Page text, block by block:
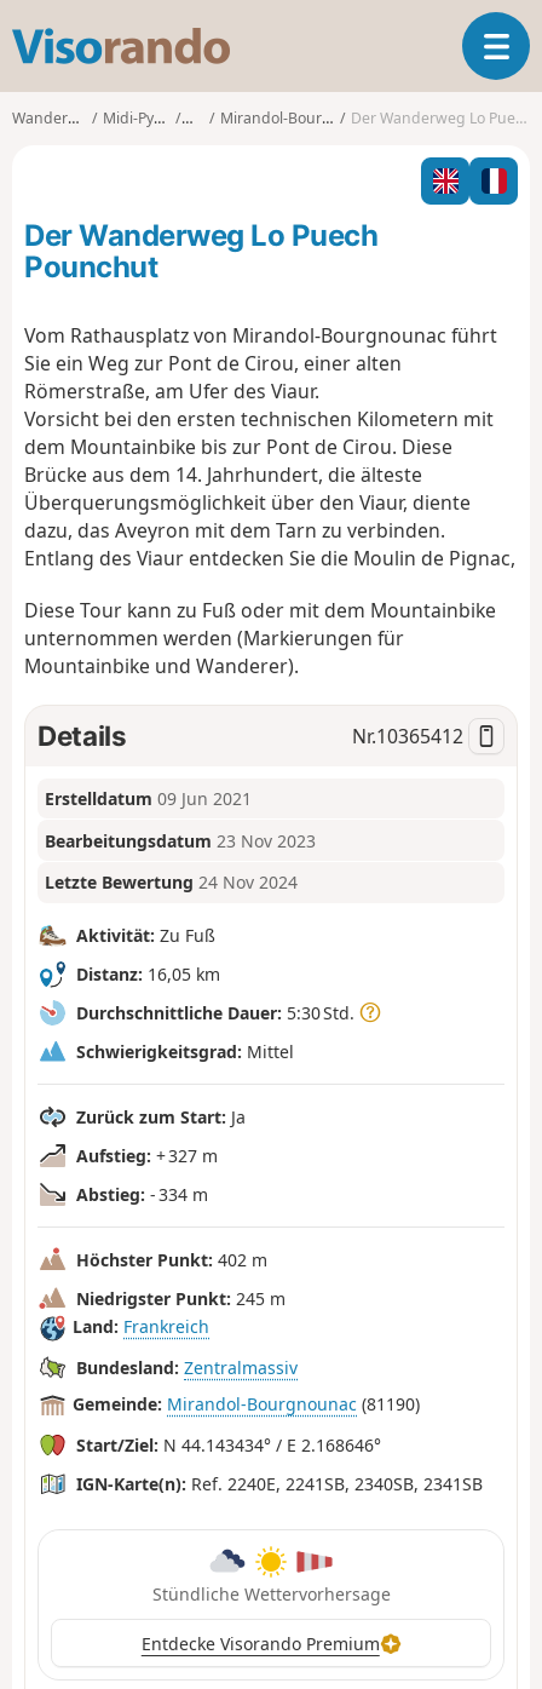
s
o
o
T
o
g
l
n
a
Wanderungen Midi-Pyrénées Tarn Mirandol-Bourgnounac Der Wanderweg Lo Puech Pounchut
Der Wanderweg Lo Puech
Pounchut
Vom Rathausplatz von Mirandol-Bourgnounac führt
Sie ein Weg zur Pont de Cirou, einer alten
Römerstraße, am Ufer des Viaur.
Vorsicht bei den ersten technischen Kilometern mit
dem Mountainbike bis zur Pont de Cirou. Diese
Brücke aus dem 14. Jahrhundert, die älteste
Überquerungsmöglichkeit über den Viaur, diente
dazu, das Aveyron mit dem Tarn zu verbinden.
Entlang des Viaur entdecken Sie die Moulin de Pignac,
Diese Tour kann zu Fuß oder mit dem Mountainbike
unternommen werden (Markierungen für
Mountainbike und Wanderer).
Details Nr.10365412
Erstelldatum 09 Jun 2021
Bearbeitungsdatum 23 Nov 2023
Letzte Bewertung 24 Nov 2024
Aktivität: Zu Fuß
Distanz: 16,05 km
Durchschnittliche Dauer: 5:30 Std.
Schwierigkeitsgrad: Mittel
Zurück zum Start: Ja
Aufstieg: + 327 m
Abstieg: - 334 m
Höchster Punkt: 402 m
Niedrigster Punkt: 245 m
Land: Frankreich
Bundesland: Zentralmassiv
Gemeinde: Mirandol-Bourgnounac (81190)
Start/Ziel: N 44.143434° / E 2.168646°
IGN-Karte(n): Ref. 2240E, 2241SB, 2340SB, 2341SB
Stündliche Wettervorhersage
Entdecke Visorando Premium